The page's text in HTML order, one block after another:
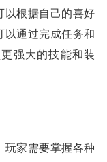
以根据自己的喜好
以通过完成任务和
强大的技能和装
玩家需要掌握各种